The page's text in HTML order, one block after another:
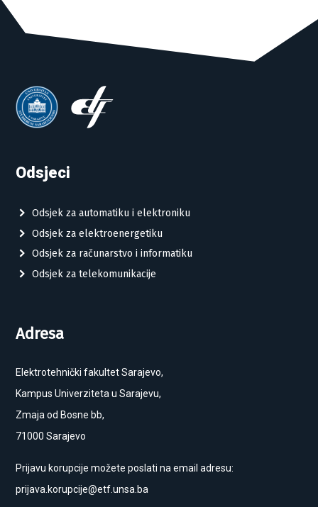
Odsjeci
Odsjek za automatiku i elektroniku
Odsjek za elektroenergetiku
Odsjek za računarstvo i informatiku
Odsjek za telekomunikacije
Adresa
Elektrotehnički fakultet Sarajevo,
Kampus Univerziteta u Sarajevu,
Zmaja od Bosne bb,
71000 Sarajevo
Prijavu korupcije možete poslati na email adresu:
prijava.korupcije@etf.unsa.ba